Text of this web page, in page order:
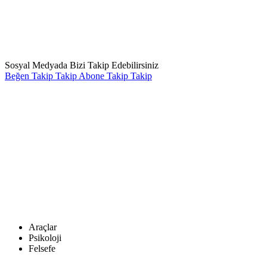
Sosyal Medyada Bizi Takip Edebilirsiniz
Beğen Takip Takip Abone Takip Takip
Araçlar
Psikoloji
Felsefe